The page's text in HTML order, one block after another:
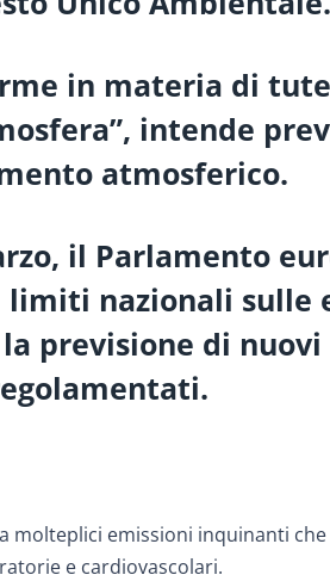
in materia di
intende
atmosferico.
il Parlamento
nazionali sulle
previsione di nuovi
molteplici emissioni inquinanti
e cardiovascolari.